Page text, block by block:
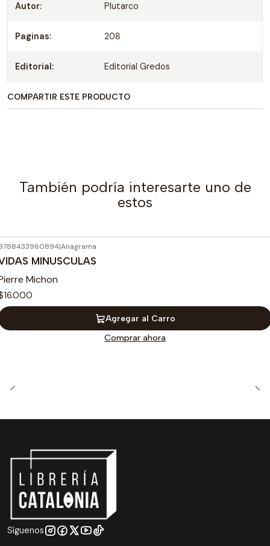
Autor: Plutarco
Paginas: 208
Editorial: Editorial Gredos
COMPARTIR ESTE PRODUCTO
También podría interesarte uno de
estos
|Anagrama
MINUSCULAS
Michon
Agregar al Carro
Comprar ahora
Síguenos